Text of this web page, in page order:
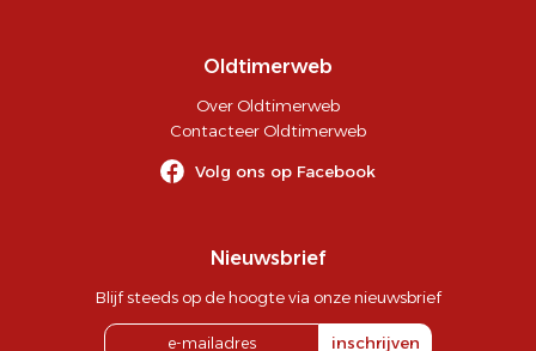
Oldtimerweb
Over Oldtimerweb
Contacteer Oldtimerweb
Volg ons op Facebook
Nieuwsbrief
Blijf steeds op de hoogte via onze nieuwsbrief
inschrijven